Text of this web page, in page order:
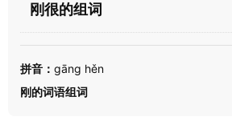
刚很的组词
拼音： gāng hěn
刚的词语组词